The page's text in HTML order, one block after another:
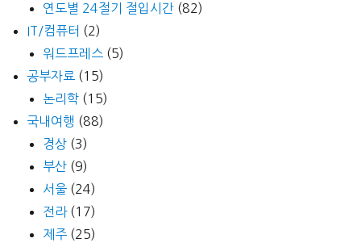
연도별 24절기 절입시간 (82)
IT/컴퓨터 (2)
워드프레스 (5)
공부자료 (15)
논리학 (15)
국내여행 (88)
경상 (3)
부산 (9)
서울 (24)
전라(17)
제주 (25)